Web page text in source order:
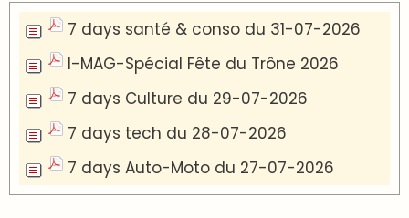
Podcast I-Week N°136-19-07-2026
Podcast I-débats N31 du 18-07-2026
Communiqué de presse
Marrakech : le Musée Yves Saint Laurent fait
du mois d'août un rendez-vous